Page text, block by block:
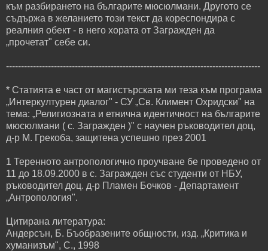
към разбирането на българите мюсюлмани. Другото се
съдържа в желанието този текст да кореспондира с
реалния обект - в него хората от Загражден да
„прочетат" себе си.
-------------------------------------------------------------------------------------
* Статията е част от магистърската ми теза към програма
„Интеркултурен диалог" - СУ „Св. Климент Охридски" на
тема: „Религиозната и етнична идентичност на българите
мюсюлмани ( с. Загражден )" с научен ръководител доц,
д-р М. Грекоба, защитена успешно през 2001
1 Теренното антропологично проучване бе проведено от
11 до 18.09.2000 в с. Загражден със студенти от НБУ,
ръководител доц. д-р Пламен Бочков - Департамент
„Антропология".
Цитирана литература:
Андерсън, Б. Бъобразените общности, изд. „Критика и
хуманизъм", С., 1998